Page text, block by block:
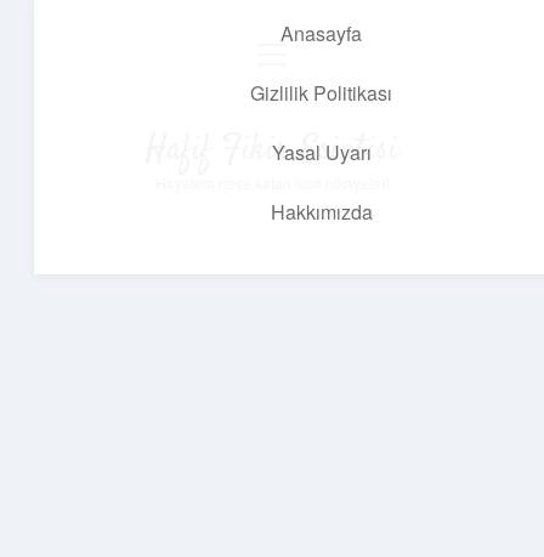
Anasayfa
Gizlilik Politikası
Yasal Uyarı
Hakkımızda
Hafif Fikir Esintisi